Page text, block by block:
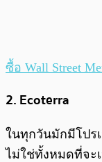
ซื้อ Wall Street
2. Ecoterra
ในทุกวันมักมีโปร
ไม่ใช่ทั้งหมดที่จะ